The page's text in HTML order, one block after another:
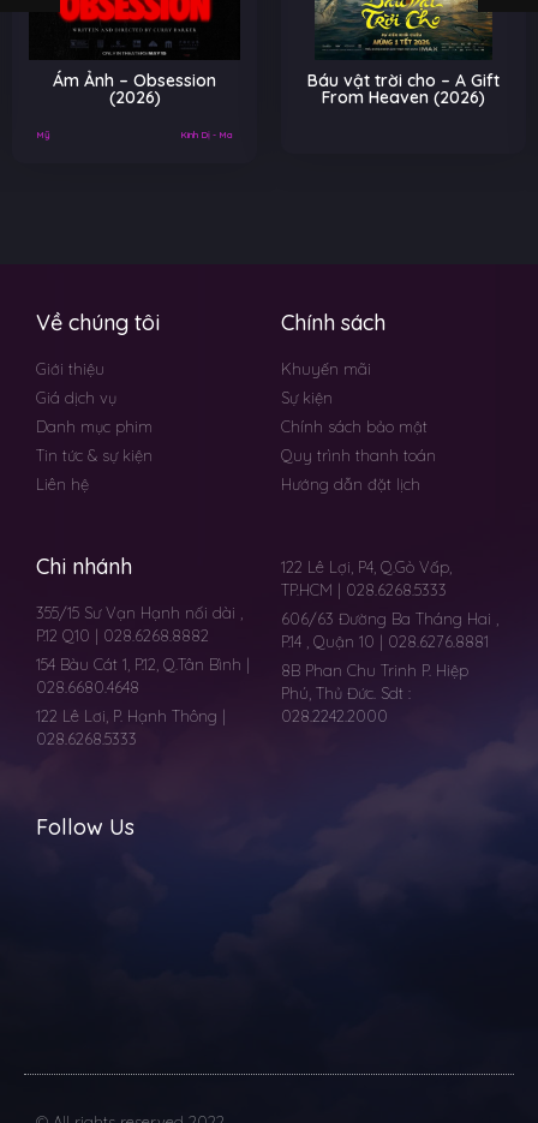
Ám Ảnh – Obsession
(2026)
Mỹ Kinh Dị - Ma
Báu vật trời cho – A Gift
From Heaven (2026)
Về chúng tôi
Giới thiệu
Giá dịch vụ
Danh mục phim
Tin tức & sự kiện
Liên hệ
Chính sách
Khuyến mãi
Sự kiện
Chính sách bảo mật
Quy trình thanh toán
Hướng dẫn đặt lịch
Chi nhánh
355/15 Sư Vạn Hạnh nối dài ,
P.12 Q10 | 028.6268.8882
154 Bàu Cát 1, P.12, Q.Tân Bình |
028.6680.4648
122 Lê Lơi, P. Hạnh Thông |
028.6268.5333
122 Lê Lợi, P4, Q.Gò Vấp,
TP.HCM | 028.6268.5333
606/63 Đường Ba Tháng Hai ,
P.14 , Quận 10 | 028.6276.8881
8B Phan Chu Trinh P. Hiệp
Phú, Thủ Đức. Sdt :
028.2242.2000
Follow Us